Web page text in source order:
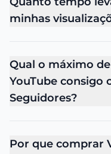
minhas
Qual o máximo
YouTube consigo
Seguidores?
Por que comprar